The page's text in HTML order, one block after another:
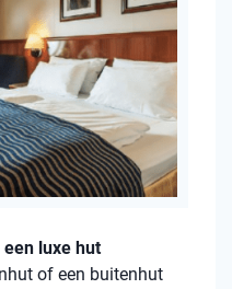
luxe hut
of een buitenhut